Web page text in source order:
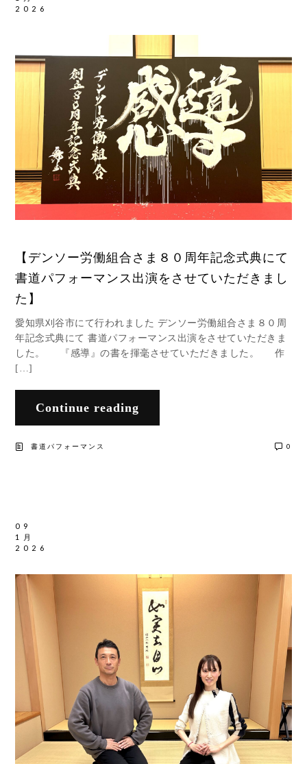
2026
【デンソー労働組合さま８０周年記念式典にて
書道パフォーマンス出演をさせていただきまし
た】
愛知県刈谷市にて行われました デンソー労働組合さま８０周
年記念式典にて 書道パフォーマンス出演をさせていただきま
した。 『感導』の書を揮毫させていただきました。 作
[…]
Continue reading
書道パフォーマンス 0
09
1月
2026